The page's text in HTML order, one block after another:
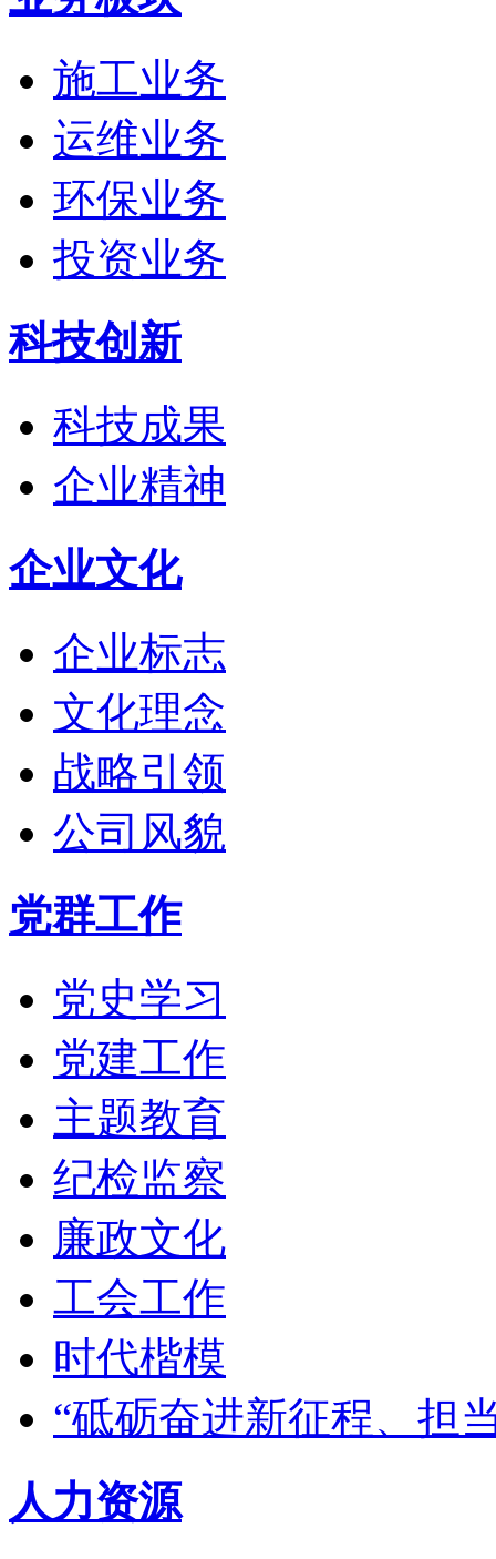
施工业务
运维业务
环保业务
投资业务
科技创新
科技成果
企业精神
企业文化
企业标志
文化理念
战略引领
公司风貌
党群工作
党史学习
党建工作
主题教育
纪检监察
廉政文化
工会工作
时代楷模
“砥砺奋进新征程、担
人力资源